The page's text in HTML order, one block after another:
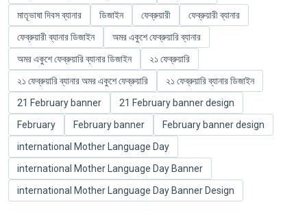
মাতৃভাষা দিবস ব্যানার
ডিজাইন ফেব্রুয়ারী
ফেব্রুয়ারী ব্যানার
ফেব্রুয়ারী ব্যানার ডিজাইন
অমর একুশে ফেব্রুয়ারি ব্যানার
অমর একুশে ফেব্রুয়ারি ব্যানার ডিজাইন
২১ ফেব্রুয়ারি
২১ ফেব্রুয়ারি ব্যানার অমর একুশে ফেব্রুয়ারি
২১ ফেব্রুয়ারি ব্যানার ডিজাইন
21 February banner
21 February banner design
February
February banner
February banner design
international Mother Language Day
international Mother Language Day Banner
international Mother Language Day Banner Design